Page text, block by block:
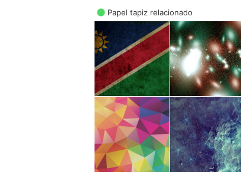
Papel tapiz relacionado